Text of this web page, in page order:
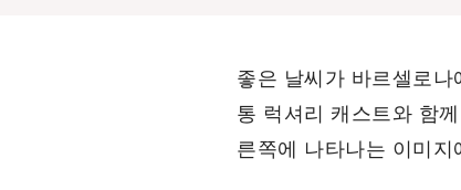
좋은 날씨가 바르셀로
통 럭셔리 캐스트와 함
른쪽에 나타나는 이미